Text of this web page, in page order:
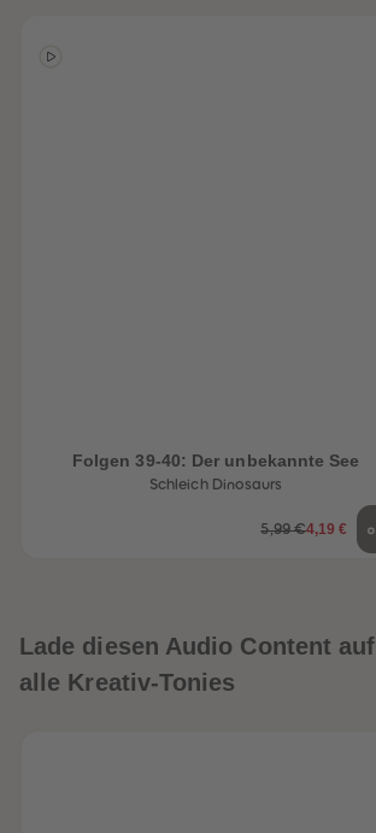
Folgen 39-40: Der unbekannte See
Schleich Dinosaurs
5,99 €4,19 €
Lade diesen Audio Content auf
alle Kreativ-Tonies